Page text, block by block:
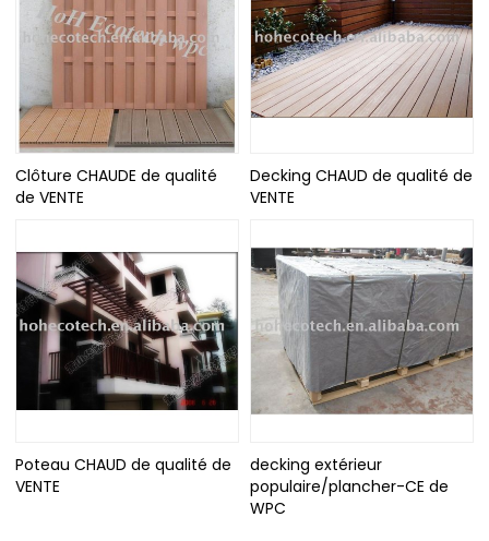
Clôture CHAUDE de qualité
de VENTE
Decking CHAUD de qualité de
VENTE
Poteau CHAUD de qualité de
VENTE
decking extérieur
populaire/plancher-CE de
WPC